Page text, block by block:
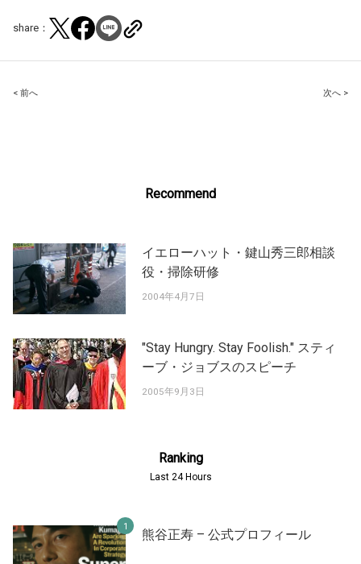
share：
Post
< 前へ 次へ >
Recommend
イエローハット・鍵山秀三郎相談
役・掃除研修
2004年4月7日
"Stay Hungry. Stay Foolish." スティ
ーブ・ジョブスのスピーチ
2005年9月3日
Ranking
Last 24 Hours
熊谷正寿 – 公式プロフィール